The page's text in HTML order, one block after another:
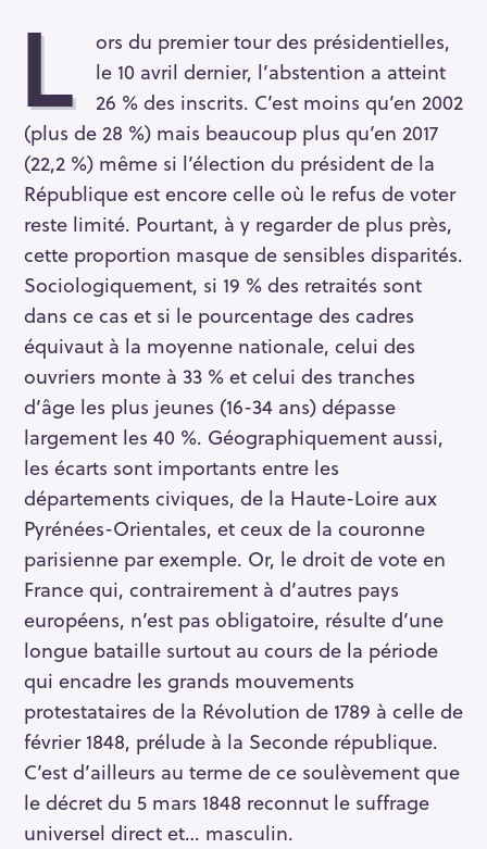
L
ors du premier tour des présidentielles,
le 10 avril dernier, l’abstention a atteint
26 % des inscrits. C’est moins qu’en 2002
(plus de 28 %) mais beaucoup plus qu’en 2017
(22,2 %) même si l’élection du président de la
République est encore celle où le refus de voter
reste limité. Pourtant, à y regarder de plus près,
cette proportion masque de sensibles disparités.
Sociologiquement, si 19 % des retraités sont
dans ce cas et si le pourcentage des cadres
équivaut à la moyenne nationale, celui des
ouvriers monte à 33 % et celui des tranches
d’âge les plus jeunes (16-34 ans) dépasse
largement les 40 %. Géographiquement aussi,
les écarts sont importants entre les
départements civiques, de la Haute-Loire aux
Pyrénées-Orientales, et ceux de la couronne
parisienne par exemple. Or, le droit de vote en
France qui, contrairement à d’autres pays
européens, n’est pas obligatoire, résulte d’une
longue bataille surtout au cours de la période
qui encadre les grands mouvements
protestataires de la Révolution de 1789 à celle de
février 1848, prélude à la Seconde république.
C’est d’ailleurs au terme de ce soulèvement que
le décret du 5 mars 1848 reconnut le suffrage
universel direct et… masculin.